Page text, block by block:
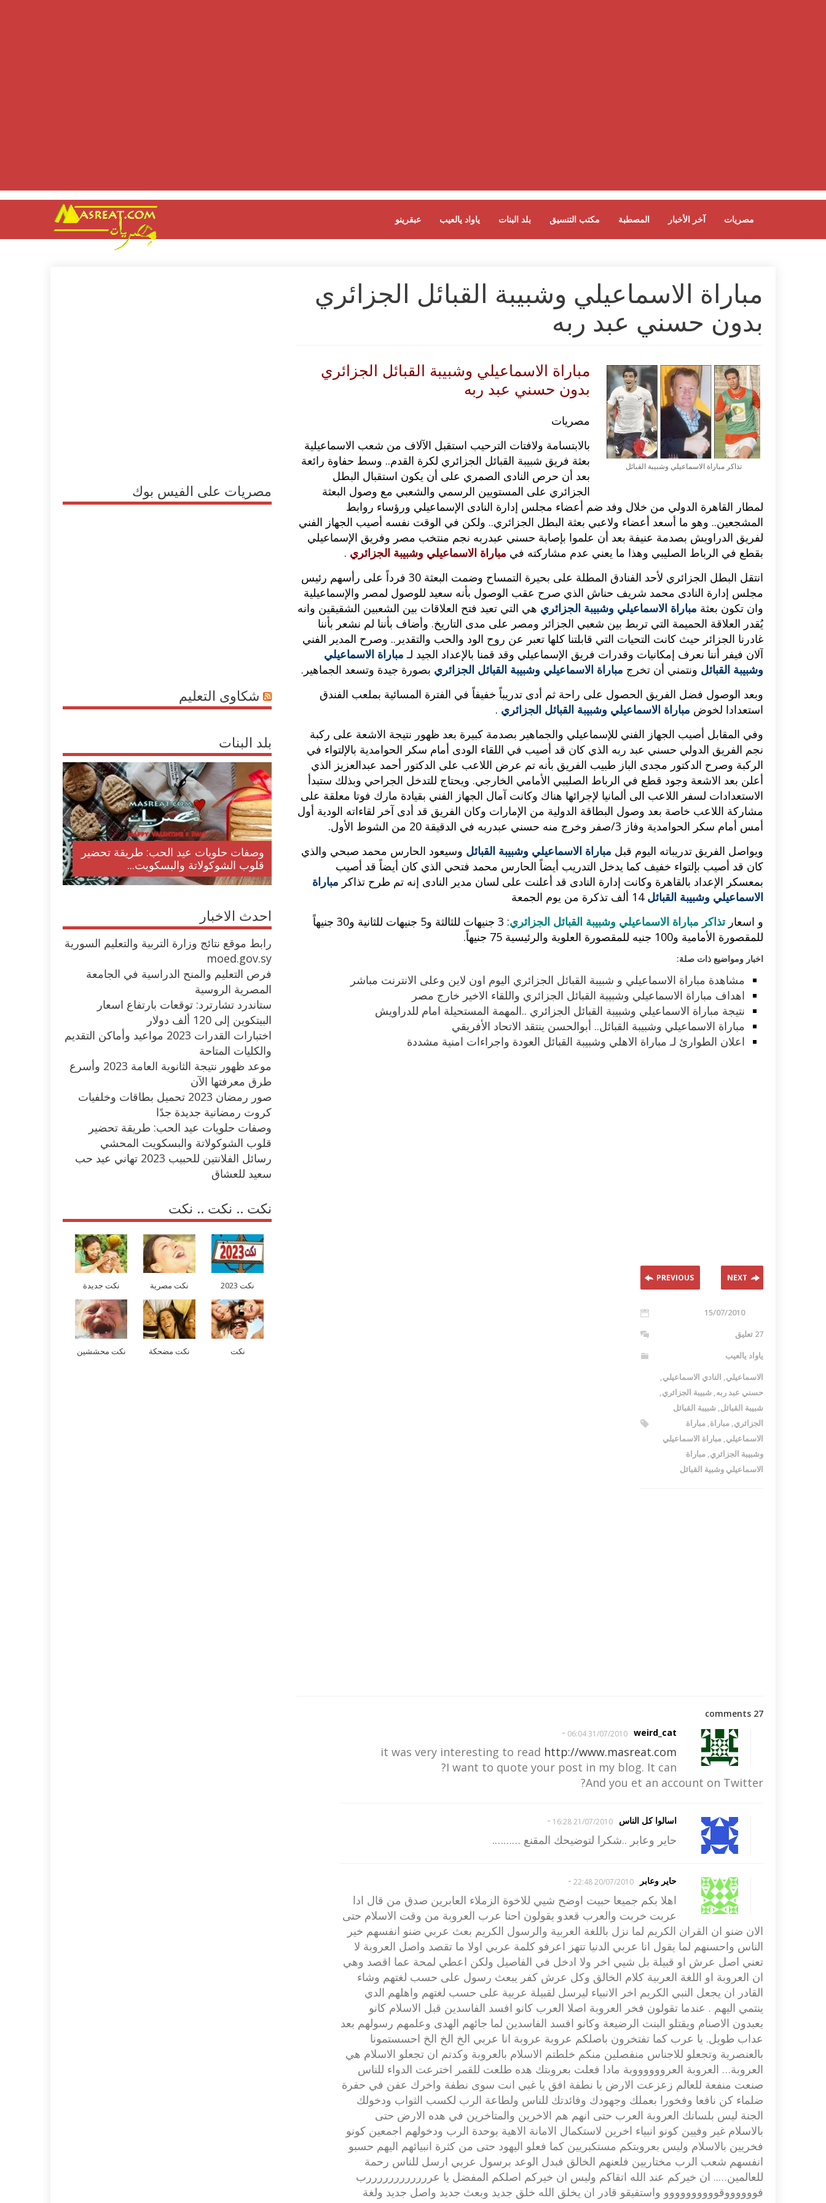
عبقرينو ياواد يالعيب بلد البنات مكتب التنسيق المصطبة آخر الأخبار مصريات
مباراة الاسماعيلي وشبيبة القبائل الجزائري
بدون حسني عبد ربه
تذاكر مباراة الاسماعيلي وشبيبة القبائل
مباراة الاسماعيلي وشبيبة القبائل الجزائري
بدون حسني عبد ربه
مصريات
بالابتسامة ولافتات الترحيب استقبل الآلاف من شعب الاسماعيلية
بعثة فريق شبيبة القبائل الجزائري لكرة القدم.. وسط حفاوة رائعة
بعد أن حرص النادى الصمري على أن يكون استقبال البطل
الجزائري على المستويين الرسمي والشعبي مع وصول البعثة
لمطار القاهرة الدولي من خلال وفد ضم أعضاء مجلس إدارة النادى الإسماعيلي ورؤساء روابط
المشجعين.. وهو ما أسعد أعضاء ولاعبي بعثة البطل الجزائري.. ولكن في الوقت نفسه أصيب الجهاز الفني
لفريق الدراويش بصدمة عنيفة بعد أن علموا بإصابة حسني عبدربه نجم منتخب مصر وفريق الإسماعيلي
بقطع في الرباط الصليبي وهذا ما يعني عدم مشاركته في مباراة الاسماعيلي وشبيبة الجزائري .
انتقل البطل الجزائري لأحد الفنادق المطلة على بحيرة التمساح وضمت البعثة 30 فرداً على رأسهم رئيس
مجلس إدارة النادى محمد شريف حناش الذي صرح عقب الوصول بأنه سعيد للوصول لمصر والإسماعيلية
وان تكون بعثة مباراة الاسماعيلي وشبيبة الجزائري هي التي تعيد فتح العلاقات بين الشعبين الشقيقين وانه
يُقدر العلاقة الحميمة التي تربط بين شعبي الجزائر ومصر على مدى التاريخ. وأضاف بأننا لم نشعر بأننا
غادرنا الجزائر حيث كانت التحيات التي قابلتنا كلها تعبر عن روح الود والحب والتقدير.. وصرح المدير الفني
آلان فيفر أننا نعرف إمكانيات وقدرات فريق الإسماعيلي وقد قمنا بالإعداد الجيد لـ مباراة الاسماعيلي
وشبيبة القبائل ونتمني أن تخرج مباراة الاسماعيلي وشبيبة القبائل الجزائري بصورة جيدة وتسعد الجماهير.
وبعد الوصول فضل الفريق الحصول على راحة ثم أدى تدريباً خفيفاً في الفترة المسائية بملعب الفندق
استعدادا لخوض مباراة الاسماعيلي وشبيبة القبائل الجزائري .
وفي المقابل أصيب الجهاز الفني للإسماعيلي والجماهير بصدمة كبيرة بعد ظهور نتيجة الاشعة على ركبة
نجم الفريق الدولي حسني عبد ربه الذي كان قد أصيب في اللقاء الودى أمام سكر الحوامدية بالإلتواء في
الركبة وصرح الدكتور مجدى الباز طبيب الفريق بأنه تم عرض اللاعب على الدكتور أحمد عبدالعزيز الذي
أعلن بعد الاشعة وجود قطع في الرباط الصليبي الأمامي الخارجي. ويحتاج للتدخل الجراحي وبذلك ستبدأ
الاستعدادات لسفر اللاعب الى ألمانيا لإجرائها هناك وكانت آمال الجهاز الفني بقيادة مارك فوتا معلقة على
مشاركة اللاعب خاصة بعد وصول البطاقة الدولية من الإمارات وكان الفريق قد أدى آخر لقاءاته الودية أول
أمس أمام سكر الحوامدية وفاز 3/صفر وخرج منه حسني عبدربه في الدقيقة 20 من الشوط الأول.
ويواصل الفريق تدريباته اليوم قبل مباراة الاسماعيلي وشبيبة القبائل وسيعود الحارس محمد صبحي والذي
كان قد أصيب بإلتواء خفيف كما يدخل التدريب أيضاً الحارس محمد فتحي الذي كان أيضاً قد أصيب
بمعسكر الإعداد بالقاهرة وكانت إدارة النادى قد أعلنت على لسان مدير النادى إنه تم طرح تذاكر مباراة
الاسماعيلي وشبيبة القبائل 14 ألف تذكرة من يوم الجمعة
و اسعار تذاكر مباراة الاسماعيلي وشبيبة القبائل الجزائري
: 3 جنيهات للثالثة و5 جنيهات للثانية و30 جنيهاً
للمقصورة الأمامية و100 جنيه للمقصورة العلوية والرئيسية 75 جنيهاً.
اخبار ومواضيع ذات صلة:
مشاهدة مباراة الاسماعيلي و شبيبة القبائل الجزائري اليوم اون لاين وعلى الانترنت مباشر
اهداف مباراة الاسماعيلي وشبيبة القبائل الجزائري واللقاء الاخير خارج مصر
نتيجة مباراة الاسماعيلي وشبيبة القبائل الجزائري ..المهمة المستحيلة امام للدراويش
مباراة الاسماعيلي وشبيبة القبائل.. أبوالحسن ينتقد الاتحاد الأفريقي
اعلان الطوارئ لـ مباراة الاهلي وشبيبة القبائل العودة واجراءات امنية مشددة
PREVIOUS NEXT
15/07/2010
27 تعليق
ياواد يالعيب
الاسماعيلي, النادي الاسماعيلي,
حسني عبد ربه, شبيبة الجزائري,
شبيبة القبائل, شبيبة القبائل
الجزائري, مباراة, مباراة
الاسماعيلي, مباراة الاسماعيلي
وشبيبة الجزائري, مباراة
الاسماعيلي وشبية القبائل
27 comments
weird_cat
31/07/2010 06:04
-
it was very interesting to read http://www.masreat.com
I want to quote your post in my blog. It can?
And you et an account on Twitter?
اسالوا كل الناس 21/07/2010 16:28
-
حاير وعابر ..شكرا لتوضيحك المقنع ……….
حاير وعابر 20/07/2010 22:48
-
اهلا بكم جميعا حبيت اوضح شيي للاخوة الزملاء العابرين صدق من قال ادا
عربت خربت والعرب قعدو يقولون احنا عرب العروبة من وقت الاسلام حتى
الان ضنو ان القران الكريم لما نزل باللغة العربية والرسول الكريم بعث عربي ضنو انفسهم خير
الناس واحسنهم لما يقول انا عربي الدنيا تتهز اعرفو كلمة عربي اولا ما تقصد واصل العروبة لا
تعني اصل عرش او قبيلة بل شيي اخر ولا ادخل في الفاصيل ولكن اعطي لمحة عما اقصد وهي
ان العروبة او اللغة العربية كلام الخالق وكل عرش كفر يبعث رسول على حسب لغتهم وشاء
القادر ان يجعل النبي الكريم اخر الانبياء ليرسل لقبيلة عربية على حسب لغتهم واهلهم الدي
ينتمي اليهم . عندما تقولون فخر العروبة اصلا العرب كانو افسد الفاسدين قبل الاسلام كانو
يعبدون الاصنام ويقتلو البنت الرضيعة وكانو افسد الفاسدين لما جائهم الهدى وعلمهم رسولهم بعد
عداب طويل. يا عرب كما تفتخرون باصلكم عروبة عروبة انا عربي الخ الخ الخ احسستمونا
بالعنصرية وتجعلو للاجناس منفصلين منكم خلطتم الاسلام بالعروبة وكدتم ان تجعلو الاسلام هي
العروبة… العروبة العرووووووبة مادا فعلت بعروبتك هده طلعت للقمر اخترعت الدواء للناس
صنعت منفعة للعالم زعزعت الارض يا نطفة افق يا غبي انت سوى نطفة واخرك عفن في حفرة
ضلماء كن نافعا وفخورا بعملك وجهودك وفائدتك للناس ولطاعة الرب لكسب الثواب ودخولك
الجنة ليس بلسانك العروبة العرب حتى انهم هم الاخرين والمتاخرين في هده الارض حتى
بالاسلام غير وفيين كونو انبياء اخرين لاستكمال الامانة الاهية بوحدة الرب ودخولهم اجمعين كونو
فخريين بالاسلام وليس بعروبتكم مستكبريين كما فعلو اليهود حتى من كثرة انبيائهم اليهم حسبو
انفسهم شعب الرب مختاريين فلعنهم الخالق فبدل الوعد برسول عربي ارسل للناس رحمة
للعالمين….. ان خيركم عند الله اتقاكم وليس ان خيركم اصلكم المفضل يا عررررررررررررب
فووووووقوووووووووو واستفيقو قادر ان يخلق الله خلق جديد وبعث جديد واصل جديد ولغة
مصريات على الفيس بوك
شكاوى التعليم
بلد البنات
وصفات حلويات عيد الحب: طريقة تحضير
قلوب الشوكولاتة والبسكويت...
وصفات أكلات عيد راس السنة الميلادية
والميلاد المجيد الكريسما...
طريقة تحضير حلاوة المولد النبوي مع
وصفات بالفيديو والصور...
اكلات عيد الاضحى 2023 وصفات طبخ
احدث الاخبار
رابط موقع نتائج وزارة التربية والتعليم السورية
moed.gov.sy
فرص التعليم والمنح الدراسية في الجامعة
المصرية الروسية
ستاندرد تشارترد: توقعات بارتفاع اسعار
البيتكوين إلى 120 ألف دولار
اختبارات القدرات 2023 مواعيد وأماكن التقديم
والكليات المتاحة
موعد ظهور نتيجة الثانوية العامة 2023 وأسرع
طرق معرفتها الآن
صور رمضان 2023 تحميل بطاقات وخلفيات
كروت رمضانية جديدة جدًا
وصفات حلويات عيد الحب: طريقة تحضير
قلوب الشوكولاتة والبسكويت المحشي
رسائل الفلانتين للحبيب 2023 تهاني عيد حب
سعيد للعشاق
نكت .. نكت .. نكت
نكت 2023 نكت مصرية نكت جديدة
نكت نكت مضحكة نكت محششين